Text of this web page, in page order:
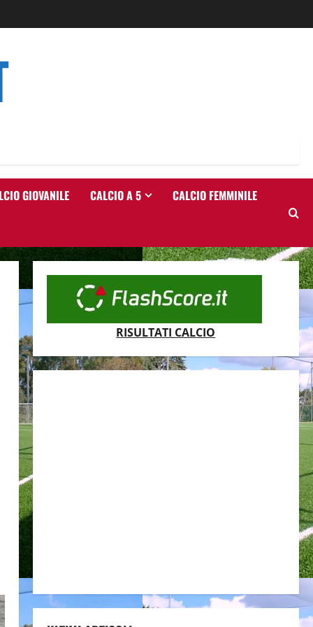
GIOVANILE CALCIO A 5 CALCIO FEMMINILE
RISULTATI CALCIO